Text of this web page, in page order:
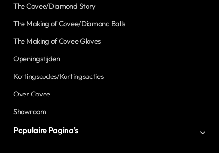
The Covee/Diamond Story
The Making of Covee/Diamond Balls
The Making of Covee Gloves
Openingstijden
Kortingscodes/Kortingsacties
Over Covee
Showroom
Populaire Pagina's